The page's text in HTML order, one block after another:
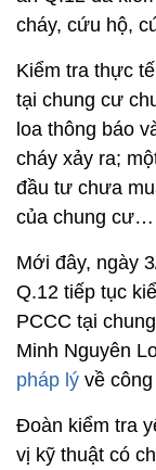
cháy, cứu hộ,
Kiểm tra thực
tại chung cư
loa thông báo
cháy xảy ra;
đầu tư chưa
của chung cư…
Mới đây, ngày
Q.12 tiếp tục
PCCC tại
Minh Nguyên
pháp lý về
Đoàn kiểm tra
vị kỹ thuật có